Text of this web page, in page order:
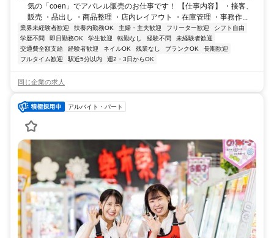
気の「coen」でアパレル販売のお仕事です！ 【仕事内容】 ・接客、
販売 ・品出し ・商品整理 ・店内レイアウト ・在庫管理 ・事務作...
業界未経験者歓迎 扶養内勤務OK 主婦・主夫歓迎 フリーター歓迎
シフト自由
学歴不問
即日勤務OK 学生歓迎 転勤なし 経験不問
未経験者歓迎
交通費全額支給
経験者歓迎 ネイルOK 残業なし ブランクOK
長期歓迎
フルタイム歓迎
駅近5分以内 週2・3日からOK
同じ企業の求人
アルバイト・パート